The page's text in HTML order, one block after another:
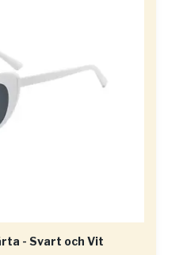
- Svart och Vit